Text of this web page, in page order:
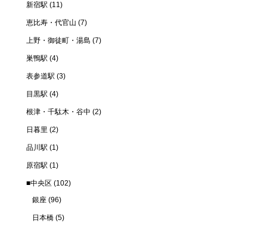
新宿駅 (11)
恵比寿・代官山 (7)
上野・御徒町・湯島 (7)
巣鴨駅 (4)
表参道駅 (3)
目黒駅 (4)
根津・千駄木・谷中 (2)
日暮里 (2)
品川駅 (1)
原宿駅 (1)
■中央区 (102)
銀座 (96)
日本橋 (5)